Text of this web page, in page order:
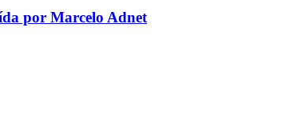
por Marcelo Adnet